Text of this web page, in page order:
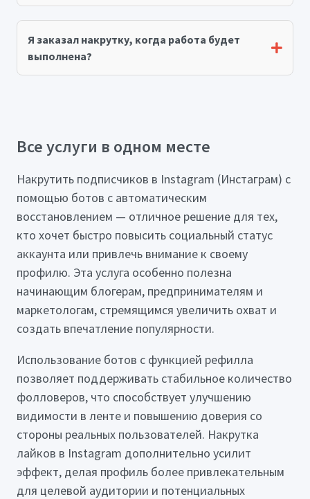
Я заказал накрутку, когда работа будет
выполнена?
Все услуги в одном месте
Накрутить подписчиков в Instagram (Инстаграм) с
помощью ботов с автоматическим
восстановлением — отличное решение для тех,
кто хочет быстро повысить социальный статус
аккаунта или привлечь внимание к своему
профилю. Эта услуга особенно полезна
начинающим блогерам, предпринимателям и
маркетологам, стремящимся увеличить охват и
создать впечатление популярности.
Использование ботов с функцией рефилла
позволяет поддерживать стабильное количество
фолловеров, что способствует улучшению
видимости в ленте и повышению доверия со
стороны реальных пользователей. Накрутка
лайков в Instagram дополнительно усилит
эффект, делая профиль более привлекательным
для целевой аудитории и потенциальных